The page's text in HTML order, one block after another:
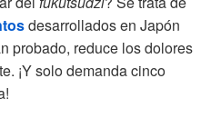
desarrollados en Japón
probado, reduce los dolores
¡Y solo demanda cinco